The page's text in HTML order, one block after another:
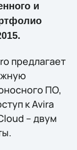
и
предлагает
ПО,
к Avira
– двум